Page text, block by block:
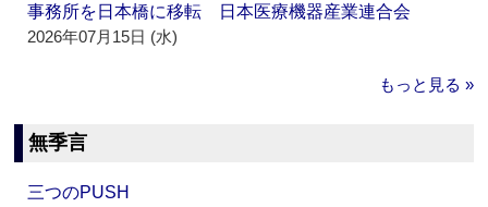
事務所を日本橋に移転 日本医療機器産業連合会
2026年07月15日 (水)
もっと見る »
無季言
三つのPUSH